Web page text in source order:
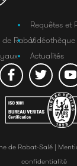
Rabat
Requêtes et
Vidéothèque
Actualités
de Rabat-Salé |
confidentialité